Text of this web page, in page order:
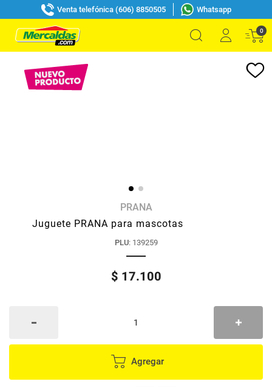
Venta telefónica (606) 8850505 Whatsapp
0
PRANA
Juguete PRANA para mascotas
PLU: 139259
$ 17.100
Agregar